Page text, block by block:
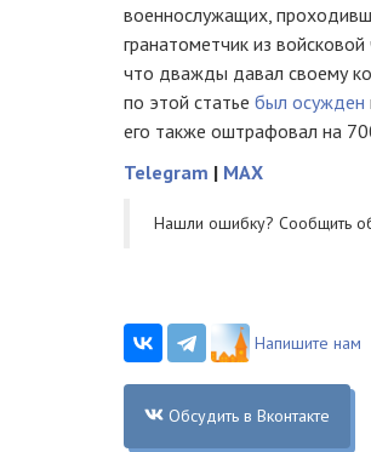
военнослужащих,
гранатометчик из войсковой
что дважды давал своему
по этой статье был осужден
его также оштрафовал на
Telegram | MAX
Нашли ошибку? Cообщить
Напишите нам
Обсудить в Вконтакте